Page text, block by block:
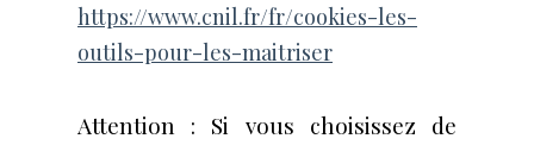
https://www.cnil.fr/fr/cookies-les-
outils-pour-les-maitriser
Attention : Si vous choisissez de